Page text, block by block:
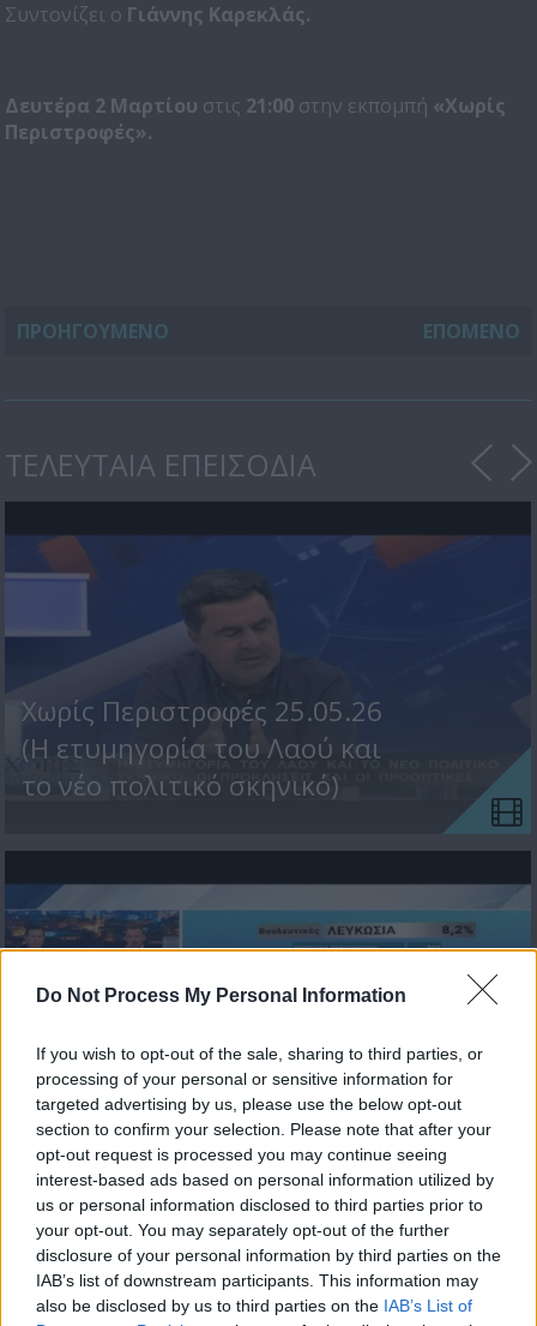
Do Not Process My Personal Information
If you wish to opt-out of the sale, sharing to third parties, or
processing of your personal or sensitive information for
targeted advertising by us, please use the below opt-out
section to confirm your selection. Please note that after your
opt-out request is processed you may continue seeing
interest-based ads based on personal information utilized by
us or personal information disclosed to third parties prior to
your opt-out. You may separately opt-out of the further
disclosure of your personal information by third parties on the
IAB’s list of downstream participants. This information may
also be disclosed by us to third parties on the IAB’s List of
Συντονίζει ο Γιάννης Καρεκλάς.
Δευτέρα 2 Μαρτίου στις 21:00 στην εκπομπή «Χωρίς
Περιστροφές».
ΠΡΟΗΓΟΥΜΕΝΟ ΕΠΟΜΕΝΟ
ΤΕΛΕΥΤΑΙΑ ΕΠΕΙΣΟΔΙΑ
Χωρίς Περιστροφές 25.05.26
(Η ετυμηγορία του Λαού και
το νέο πολιτικό σκηνικό)
Βουλευτικές εκλογές 2026 -
Η Μάχη της Κάλπης
(24.05.26 Μέρος Β)